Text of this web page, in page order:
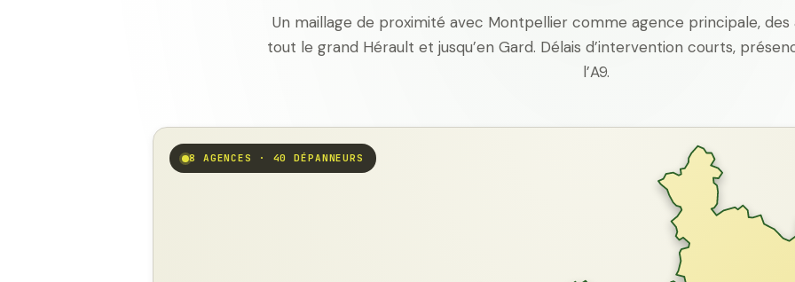
Un maillage de proximité avec Montpellier comme agence principale, des
tout le grand Hérault et jusqu’en Gard. Délais d’intervention courts,
l’A9.
8 AGENCES · 40 DÉPANNEURS